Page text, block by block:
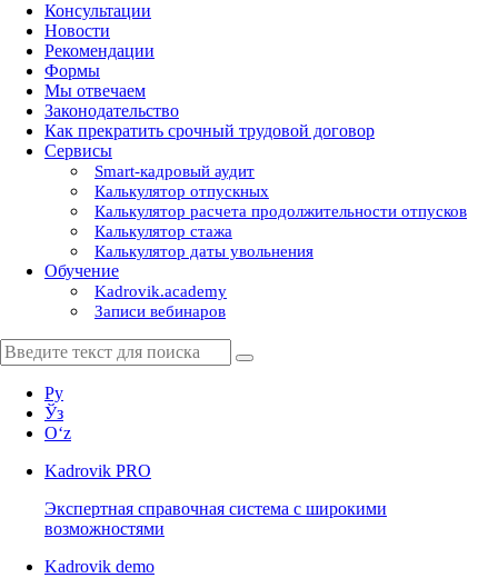
Консультации
Новости
Рекомендации
Формы
Мы отвечаем
Законодательство
Как прекратить срочный трудовой договор
Сервисы
Smart-кадровый аудит
Калькулятор отпускных
Калькулятор расчета продолжительности отпусков
Калькулятор стажа
Калькулятор даты увольнения
Обучение
Kadrovik.academy
Записи вебинаров
Ру
Ўз
Oʻz
Kadrovik PRO
Экспертная справочная система с широкими
возможностями
Kadrovik demo